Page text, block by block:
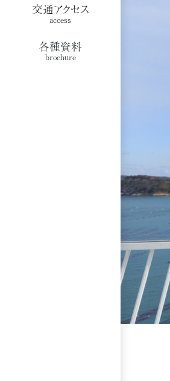
交通アクセス
access
各種資料
brochure